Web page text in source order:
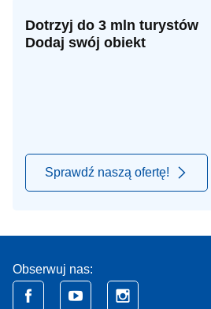
Dotrzyj do 3 mln turystów
Dodaj swój obiekt
Sprawdź naszą ofertę!
Obserwuj nas: